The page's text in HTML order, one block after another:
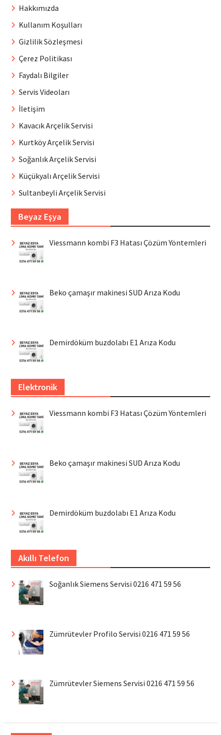
Hakkımızda
Kullanım Koşulları
Gizlilik Sözleşmesi
Çerez Politikası
Faydalı Bilgiler
Servis Videoları
İletişim
Kavacık Arçelik Servisi
Kurtköy Arçelik Servisi
Soğanlık Arçelik Servisi
Küçükyalı Arçelik Servisi
Sultanbeyli Arçelik Servisi
Beyaz Eşya
Viessmann kombi F3 Hatası Çözüm Yöntemleri
Beko çamaşır makinesi SUD Arıza Kodu
Demirdöküm buzdolabı E1 Arıza Kodu
Elektronik
Viessmann kombi F3 Hatası Çözüm Yöntemleri
Beko çamaşır makinesi SUD Arıza Kodu
Demirdöküm buzdolabı E1 Arıza Kodu
Akıllı Telefon
Soğanlık Siemens Servisi 0216 471 59 56
Zümrütevler Profilo Servisi 0216 471 59 56
Zümrütevler Siemens Servisi 0216 471 59 56